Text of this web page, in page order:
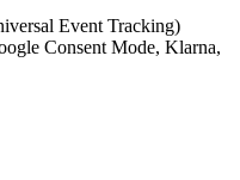
Event Tracking)
Consent Mode, Klarna,